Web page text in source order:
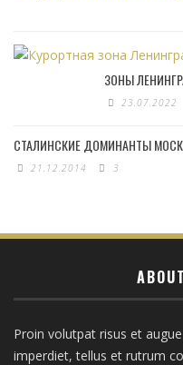
ЗОНЫ
23.07.2022
СТАЛИНСКИЕ ДОМИНАНТЫ
21.12.2014 3
Proin volutpat risus et
imperdiet, tellus et rutrum